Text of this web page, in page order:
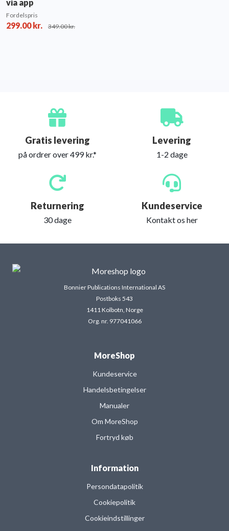
via app
Fordelspris
299.00kr. 349.00kr.
Gratis levering
på ordrer over 499 kr.*
Levering
1-2 dage
Returnering
30 dage
Kundeservice
Kontakt os her
Bonnier Publications International AS
Postboks 543
1411 Kolbotn, Norge
Org. nr. 977041066
MoreShop
Kundeservice
Handelsbetingelser
Manualer
Om MoreShop
Fortryd køb
Information
Persondatapolitik
Cookiepolitik
Cookieindstillinger